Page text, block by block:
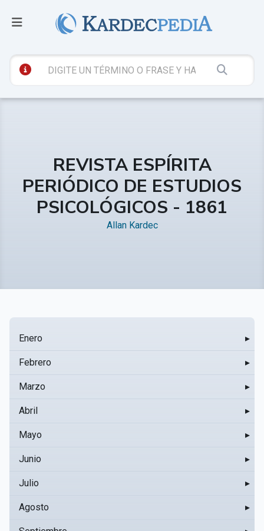
REVISTA ESPÍRITA
PERIÓDICO DE ESTUDIOS
PSICOLÓGICOS - 1861
Allan Kardec
Enero ▸
Febrero ▸
Marzo ▸
Abril ▸
Mayo ▸
Junio ▸
Julio ▸
Agosto ▸